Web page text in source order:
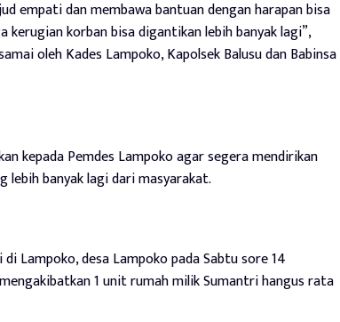
empati dan membawa bantuan dengan harapan bisa
kerugian korban bisa digantikan lebih banyak lagi”,
oleh Kades Lampoko, Kapolsek Balusu dan Babinsa
kepada Pemdes Lampoko agar segera mendirikan
lebih banyak lagi dari masyarakat.
Lampoko, desa Lampoko pada Sabtu sore 14
1 unit rumah milik Sumantri hangus rata